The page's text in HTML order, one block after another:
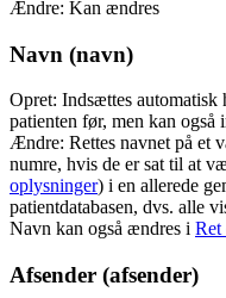
Ændre: Kan ændres
Navn (navn)
Opret: Indsættes
patienten før, men kan også
Ændre: Rettes navnet på et
numre, hvis de er sat til at
oplysninger) i en allerede
patientdatabasen, dvs. alle
Navn kan også ændres i Ret
Afsender (afsender)